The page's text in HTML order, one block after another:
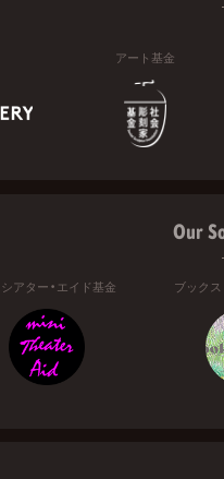
アート基金
Our
アター・エイド基金 ブック